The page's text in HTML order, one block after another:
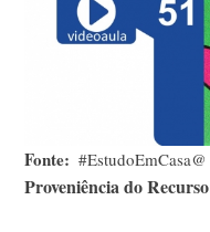
Fonte #EstudoEmCasa@
Proveniência do Recurso